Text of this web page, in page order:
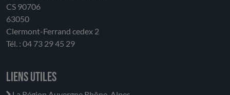
CS 90706
63050
Clermont-Ferrand cedex 2
Tél. : 04 73 29 45 29
Liens utiles